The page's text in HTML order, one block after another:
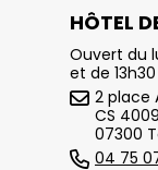
HÔTEL
Ouvert du
et de
2 place
CS
07300
04 75